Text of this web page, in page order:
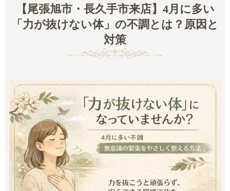
【尾張旭市・長久手市来店】4月に多い
「力が抜けない体」の不調とは？原因と
対策